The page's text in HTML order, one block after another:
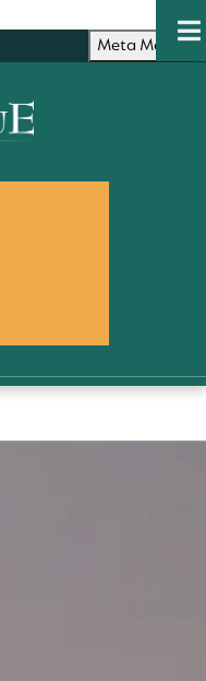
Meta Menu